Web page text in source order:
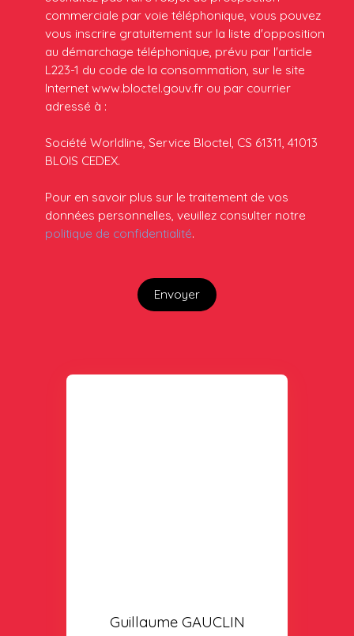
commerciale par voie téléphonique, vous pouvez
vous inscrire gratuitement sur la liste d'opposition
au démarchage téléphonique, prévu par l'article
L223-1 du code de la consommation, sur le site
Internet www.bloctel.gouv.fr ou par courrier
adressé à :
Société Worldline, Service Bloctel, CS 61311, 41013
BLOIS CEDEX.
Pour en savoir plus sur le traitement de vos
données personnelles, veuillez consulter notre
politique de confidentialité.
Envoyer
Guillaume GAUCLIN